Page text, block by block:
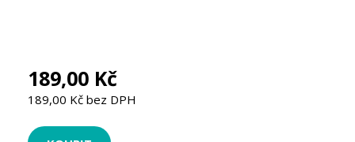
189,00 Kč
189,00 Kč bez DPH